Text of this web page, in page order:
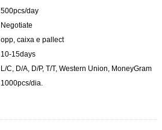
500pcs/day
Negotiate
opp, caixa e pallect
10-15days
L/C, D/A, D/P, T/T, Western Union, MoneyGram
1000pcs/dia.